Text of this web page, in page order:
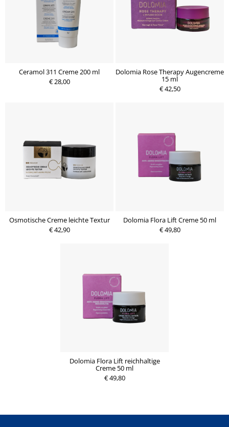
Ceramol 311 Creme 200 ml
€ 28,00
Dolomia Rose Therapy Augencreme
15 ml
€ 42,50
Osmotische Creme leichte Textur
€ 42,90
Dolomia Flora Lift Creme 50 ml
€ 49,80
Dolomia Flora Lift reichhaltige
Creme 50 ml
€ 49,80